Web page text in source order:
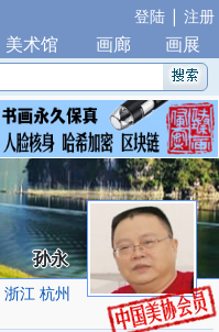
登陆 | 注册
美术馆 画廊 画展
孙永
浙江 杭州